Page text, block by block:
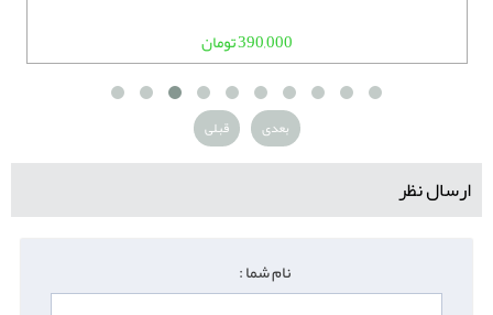
390,000 تومان
قبلی بعدی
ارسال نظر
نام شما :